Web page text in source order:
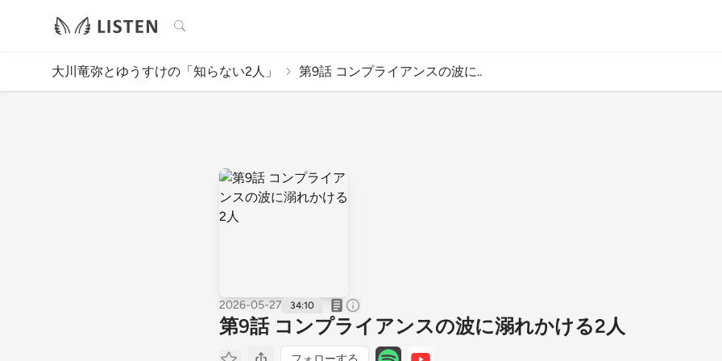
検索
大川竜弥とゆうすけの「知らない2人」 第9話 コンプライアンスの波に..
2026-05-27 34:10
第9話 コンプライアンスの波に溺れかける2人